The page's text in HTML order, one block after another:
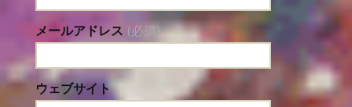
メールアドレス (必須)
ウェブサイト